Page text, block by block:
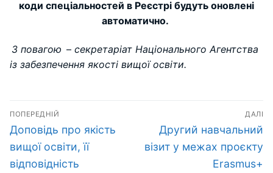
коди спеціальностей в Реєстрі будуть оновлені
автоматично.
З повагою – секретаріат Національного Агентства
із забезпечення якості вищої освіти.
Навігація
записів
ПОПЕРЕДНІЙ
Попередній
запис:
Доповідь про якість
вищої освіти, її
відповідність
ДАЛІ
Наступний
запис:
Другий навчальний
візит у межах проєкту
Erasmus+